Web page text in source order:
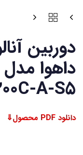
A-S5
دانلود PDF محصول⇓